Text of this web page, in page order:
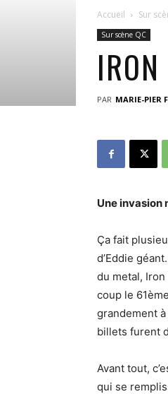
Accueil Sur
Sur scène QC
PAR MARIE-PIER
Une invasion
Ça fait
d’Eddie
du metal,
coup le
grandement
billets furent
Avant tout,
qui se